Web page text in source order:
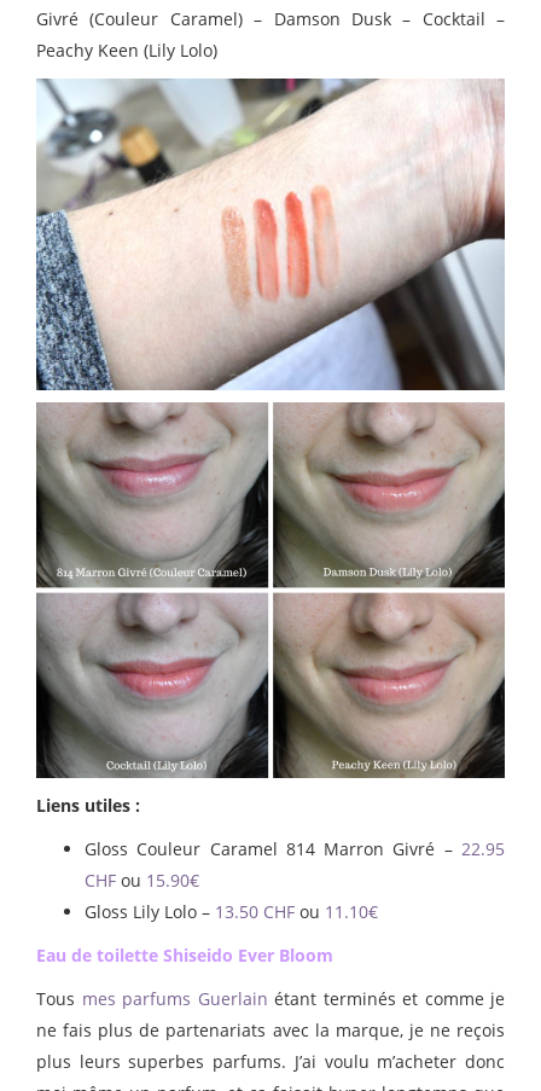
Givré (Couleur Caramel) – Damson Dusk – Cocktail –
Peachy Keen (Lily Lolo)
Liens utiles :
Gloss Couleur Caramel 814 Marron Givré – 22.95
CHF ou 15.90€
Gloss Lily Lolo – 13.50 CHF ou 11.10€
Eau de toilette Shiseido Ever Bloom
Tous mes parfums Guerlain étant terminés et comme je
ne fais plus de partenariats avec la marque, je ne reçois
plus leurs superbes parfums. J’ai voulu m’acheter donc